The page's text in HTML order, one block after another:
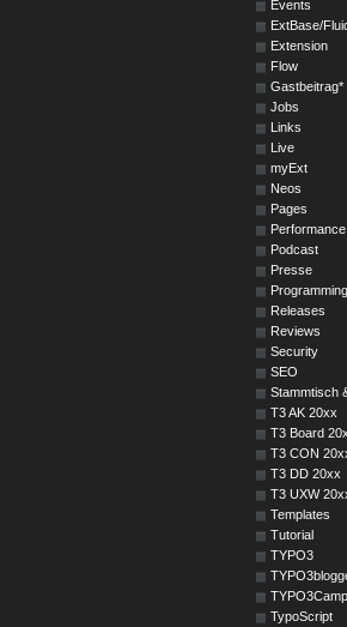
Events
ExtBase/
Extension
Flow
Gastbeitrag*
Jobs
Links
Live
myExt
Neos
Pages
Performance
Podcast
Presse
Programming
Releases
Reviews
Security
SEO
Stammtisch
T3 AK 20xx
T3 Board
T3 CON
T3 DD 20xx
T3 UXW
Templates
Tutorial
TYPO3
TYPO3Camp
TypoScript